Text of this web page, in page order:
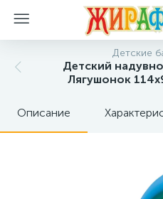
Детские
Детский
Лягушонок
Описание